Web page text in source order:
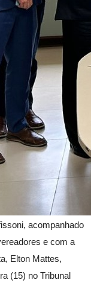
acompanhado
e com a
Elton Mattes,
(15) no Tribunal